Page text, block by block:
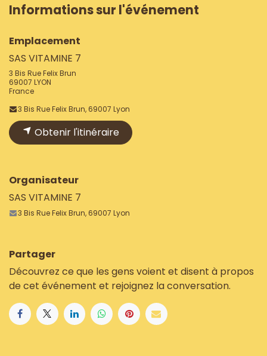
Informations sur l'événement
Emplacement
SAS VITAMINE 7
3 Bis Rue Felix Brun
69007 LYON
France
3 Bis Rue Felix Brun, 69007 Lyon
Obtenir l'itinéraire
Organisateur
SAS VITAMINE 7
3 Bis Rue Felix Brun, 69007 Lyon
Partager
Découvrez ce que les gens voient et disent à propos
de cet événement et rejoignez la conversation.